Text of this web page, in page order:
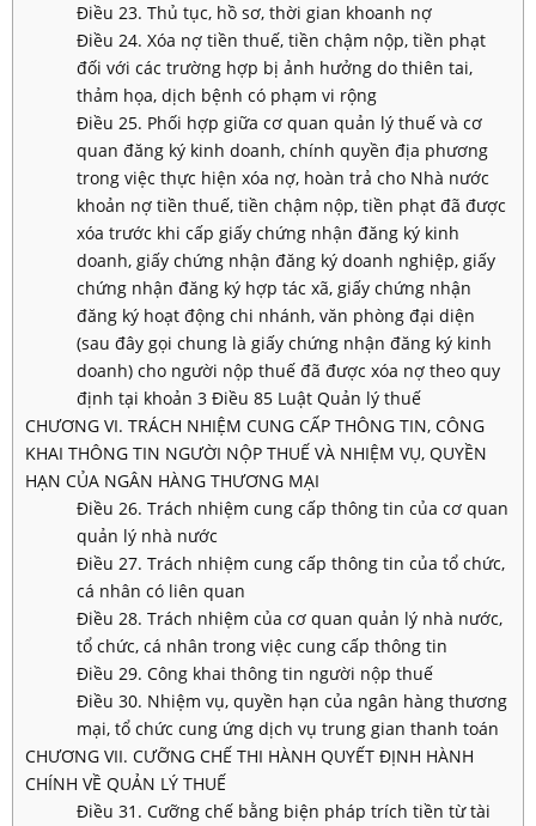
Điều 23. Thủ tục, hồ sơ, thời gian khoanh nợ
Điều 24. Xóa nợ tiền thuế, tiền chậm nộp, tiền phạt
đối với các trường hợp bị ảnh hưởng do thiên tai,
thảm họa, dịch bệnh có phạm vi rộng
Điều 25. Phối hợp giữa cơ quan quản lý thuế và cơ
quan đăng ký kinh doanh, chính quyền địa phương
trong việc thực hiện xóa nợ, hoàn trả cho Nhà nước
khoản nợ tiền thuế, tiền chậm nộp, tiền phạt đã được
xóa trước khi cấp giấy chứng nhận đăng ký kinh
doanh, giấy chứng nhận đăng ký doanh nghiệp, giấy
chứng nhận đăng ký hợp tác xã, giấy chứng nhận
đăng ký hoạt động chi nhánh, văn phòng đại diện
(sau đây gọi chung là giấy chứng nhận đăng ký kinh
doanh) cho người nộp thuế đã được xóa nợ theo quy
định tại khoản 3 Điều 85 Luật Quản lý thuế
CHƯƠNG VI. TRÁCH NHIỆM CUNG CẤP THÔNG TIN, CÔNG
KHAI THÔNG TIN NGƯỜI NỘP THUẾ VÀ NHIỆM VỤ, QUYỀN
HẠN CỦA NGÂN HÀNG THƯƠNG MẠI
Điều 26. Trách nhiệm cung cấp thông tin của cơ quan
quản lý nhà nước
Điều 27. Trách nhiệm cung cấp thông tin của tổ chức,
cá nhân có liên quan
Điều 28. Trách nhiệm của cơ quan quản lý nhà nước,
tổ chức, cá nhân trong việc cung cấp thông tin
Điều 29. Công khai thông tin người nộp thuế
Điều 30. Nhiệm vụ, quyền hạn của ngân hàng thương
mại, tổ chức cung ứng dịch vụ trung gian thanh toán
CHƯƠNG VII. CƯỠNG CHẾ THI HÀNH QUYẾT ĐỊNH HÀNH
CHÍNH VỀ QUẢN LÝ THUẾ
Điều 31. Cưỡng chế bằng biện pháp trích tiền từ tài